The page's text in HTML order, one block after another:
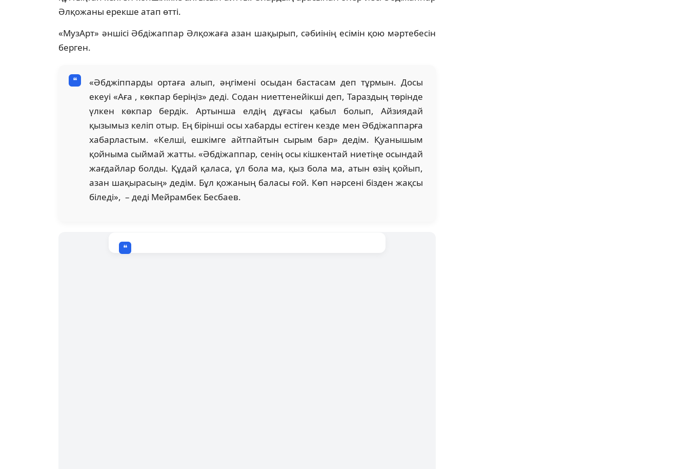
Әлқожаны ерекше атап өтті.
«МузАрт» әншісі Әбдіжаппар Әлқожаға азан шақырып, сәбиінің есімін қою мәртебесін
берген.
«Әбджіппарды ортаға алып, әңгімені осыдан бастасам деп тұрмын. Досы
екеуі «Аға , көкпар беріңіз» деді. Содан ниеттенейікші деп, Тараздың төрінде
үлкен көкпар бердік. Артынша елдің дұғасы қабыл болып, Айзиядай
қызымыз келіп отыр. Ең бірінші осы хабарды естіген кезде мен Әбдіжаппарға
хабарластым. «Келші, ешкімге айтпайтын сырым бар» дедім. Қуанышым
қойныма сыймай жатты. «Әбдіжаппар, сенің осы кішкентай ниетіңе осындай
жағдайлар болды. Құдай қаласа, ұл бола ма, қыз бола ма, атын өзің қойып,
азан шақырасың» дедім. Бұл қожаның баласы ғой. Көп нәрсені бізден жақсы
біледі», – деді Мейрамбек Бесбаев.